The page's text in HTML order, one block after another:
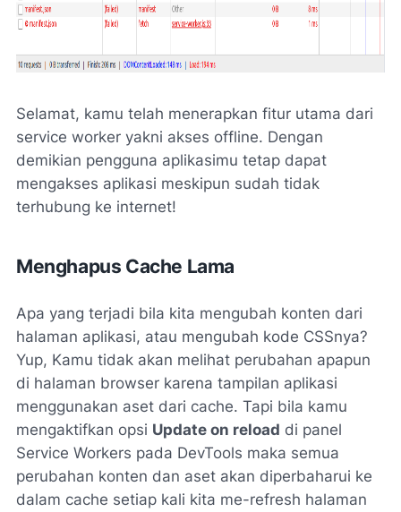
Selamat, kamu telah menerapkan fitur utama dari
service worker yakni akses offline. Dengan
demikian pengguna aplikasimu tetap dapat
mengakses aplikasi meskipun sudah tidak
terhubung ke internet!
Menghapus Cache Lama
Apa yang terjadi bila kita mengubah konten dari
halaman aplikasi, atau mengubah kode CSSnya?
Yup, Kamu tidak akan melihat perubahan apapun
di halaman browser karena tampilan aplikasi
menggunakan aset dari cache. Tapi bila kamu
mengaktifkan opsi Update on reload di panel
Service Workers pada DevTools maka semua
perubahan konten dan aset akan diperbaharui ke
dalam cache setiap kali kita me-refresh halaman